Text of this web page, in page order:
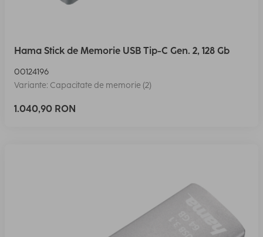
Hama Stick de Memorie USB Tip-C Gen. 2, 128 Gb
00124196
Variante: Capacitate de memorie (2)
1.040,90 RON